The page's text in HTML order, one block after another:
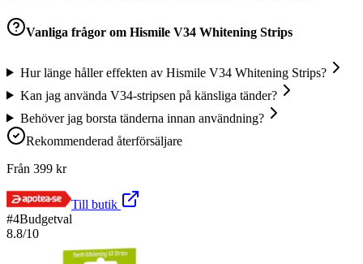
Vanliga frågor om Hismile V34 Whitening Strips
Hur länge håller effekten av Hismile V34 Whitening Strips?
Kan jag använda V34-stripsen på känsliga tänder?
Behöver jag borsta tänderna innan användning?
Rekommenderad återförsäljare
Från 399 kr
Till butik
#4Budgetval
8.8/10